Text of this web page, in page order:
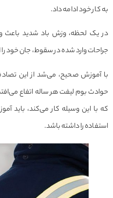
خود ادامه داد.
لحظه، وزش باد شدید باعث
وارد شده در سقوط، جان خود را از
صحیح، می‌شد از این تصادف
بوم لیفت هر ساله اتفاع می‌افتد
این وسیله کار می‌کند، باید آموزش
را داشته باشد.